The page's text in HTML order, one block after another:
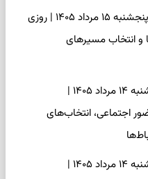
فال سرنوشت امروز پنجشنبه ۱۵ مرداد ۱۴۰۵ | روزی
و انتخاب مسیرهای
فال اسم امروز چهارشنبه ۱۴ مرداد ۱۴۰۵ |
اجتماعی، انتخاب‌های
فال چای امروز چهارشنبه ۱۴ مرداد ۱۴۰۵ |